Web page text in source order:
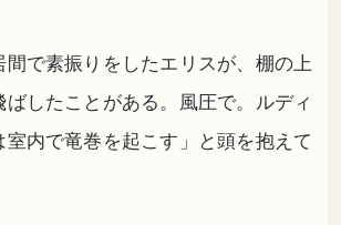
で素振りをしたエリスが、棚の上
したことがある。風圧で。ルディ
室内で竜巻を起こす」と頭を抱えて